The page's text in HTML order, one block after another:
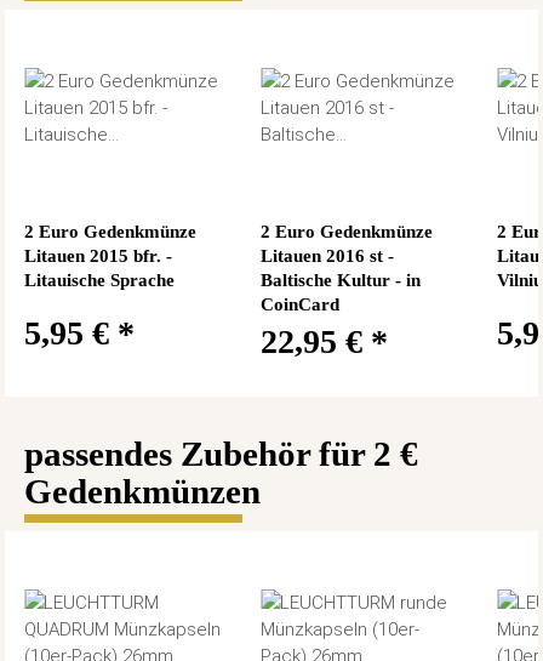
2 Euro Gedenkmünze
Litauen 2015 bfr. -
Litauische Sprache
5,95 € *
2 Euro Gedenkmünze
Litauen 2016 st -
Baltische Kultur - in
CoinCard
22,95 € *
2
passendes Zubehör für 2 €
Gedenkmünzen